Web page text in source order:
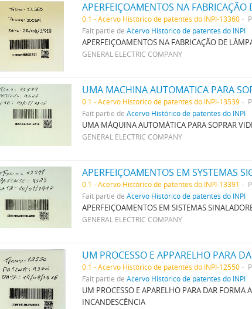
APERFEIÇOAMENTOS NA
0.1 - Acervo Histórico de patentes do INPI-13360
Fait partie deAcervo Histórico de patentes do INPI
APERFEIÇOAMENTOS NA FABRICAÇÃO DE
GENERAL ELECTRIC COMPANY
UMA MACHINA AUTOMATICA PARA
0.1 - Acervo Histórico de patentes do INPI-13539
Fait partie deAcervo Histórico de patentes do INPI
UMA MÁQUINA AUTOMÁTICA PARA SOPRAR
GENERAL ELECTRIC COMPANY
APERFEIÇOAMENTOS EM SYSTEMAS
0.1 - Acervo Histórico de patentes do INPI-13391
Fait partie deAcervo Histórico de patentes do INPI
APERFEIÇOAMENTOS EM SISTEMAS
GENERAL ELECTRIC COMPANY
0.1 - Acervo Histórico de patentes do INPI-12550
Fait partie deAcervo Histórico de patentes do INPI
UM PROCESSO E APARELHO PARA DAR FORMA
INCANDESCÊNCIA